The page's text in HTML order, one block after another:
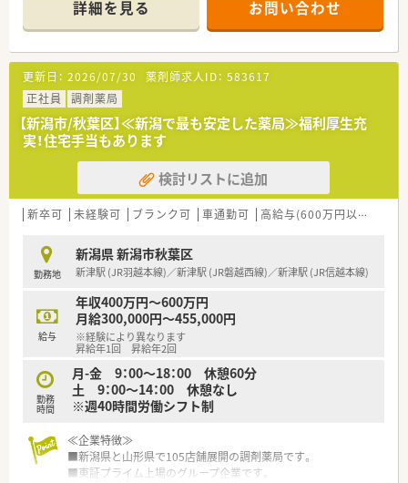
作りを行っています。
■健康サポート薬局が10店舗以上あり地域のかかりつけ薬局と
して機能しています。
≪職場環境≫
■新潟県内全域に店舗展開しているので結婚などライフスタイ
ルの変化に柔軟に対応出来ます。
■在宅医療などの時代や地域に求められる薬剤師の経験を積む
ことができます。
■若手薬剤師が多数活躍しています。
■薬剤師や調剤事務の人員配置は手厚く、業務にしっかりと向き
合える環境です。
■外来対応のほか、在宅医療に注力している店舗もございます。
もキャリアチェンジすることが可能です。
≪福利厚生≫
■従業員持株会制度があり、クオールグループの株を購入すると
購入額に対して会社から10％の奨励金が出ます。
■借上社宅制度として家賃の8割を会社が負担する制度がござい
ます。
■研修認定薬剤師をはじめ様々な資格の取得支援をしていま
す。
■薬剤師の年齢や経験、実績などを踏まえ段階的に様々な研修や
詳細を見る お問い合わせ
更新日： 2026/07/30 薬剤師求人ID： 583617
正社員
調剤薬局
【新潟市/秋葉区】≪新潟で最も安定した薬局≫福利厚生充
実！住宅手当もあります
検討リストに追加
新卒可 未経験可 ブランク可 車通勤可 高給与(600万円以上)
勤務地
新潟県 新潟市秋葉区
新津駅 (JR羽越本線)／新津駅 (JR磐越西線)／新津駅 (JR信越本線)
給与
年収400万円～600万円
月給300,000円～455,000円
※経験により異なります
昇給年1回 昇給年2回
勤務
時間
月-金 9：00～18：00 休憩60分
土 9：00～14：00 休憩なし
※週40時間労働シフト制
≪企業特徴≫
■新潟県と山形県で105店舗展開の調剤薬局です。
■東証プライム上場のグループ企業です。